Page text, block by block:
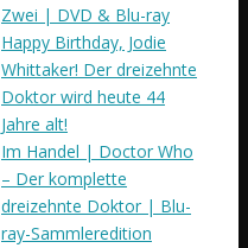
Zwei | DVD & Blu-ray
Happy Birthday, Jodie
Whittaker! Der dreizehnte
Doktor wird heute 44
Jahre alt!
Im Handel | Doctor Who
– Der komplette
dreizehnte Doktor | Blu-
ray-Sammleredition